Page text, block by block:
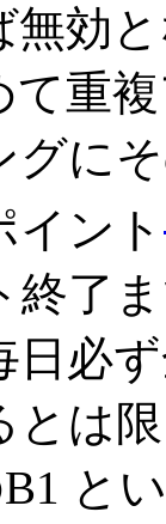
無効
て重
グに
イント
終了
日必
とは
と